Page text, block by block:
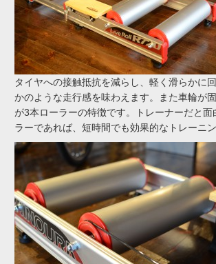
タイヤへの接触抵抗を減らし、軽く滑らかに
かのような走行感を味わえます。また車輪が
が3本ローラーの特徴です。トレーナーだと
ラーであれば、短時間でも効果的なトレーニ